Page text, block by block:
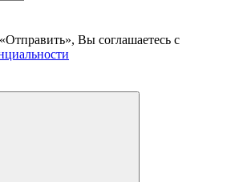
Вы соглашаетесь с